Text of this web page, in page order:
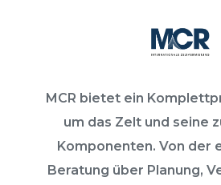
MCR bietet ein
um das Zelt und seine
Komponenten. Von der
Beratung über Planung,